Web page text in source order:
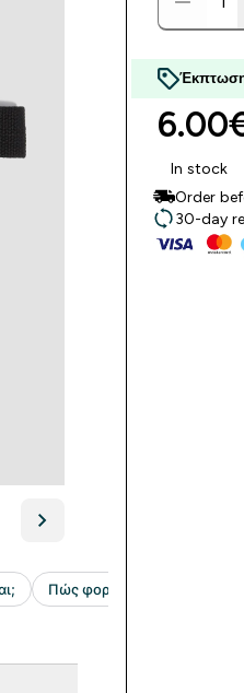
In stock
Order
30-day